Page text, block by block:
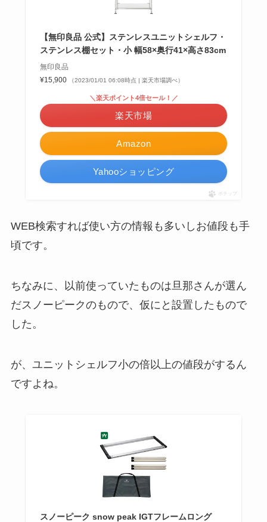
【無印良品 公式】ステンレスユニットシェルフ・
ステンレス棚セット・小 幅58×奥行41×高さ83cm
無印良品
¥15,900
（2023/01/01 06:08時点 | 楽天市場調べ）
Amazon
＼楽天ポイント4倍セール！／
楽天市場
Yahooショッピング
ポチップ
WEB検索すれば使い方の情報も多いしお値段も手
頃です。
ちなみに、以前使っていたものは旦那さんが選ん
だスノーピークのもので、仮にと設置したもので
した。
が、ユニットシェルフ小の倍以上の値段がするん
ですよね。
スノーピーク snow peak IGTフレームロング